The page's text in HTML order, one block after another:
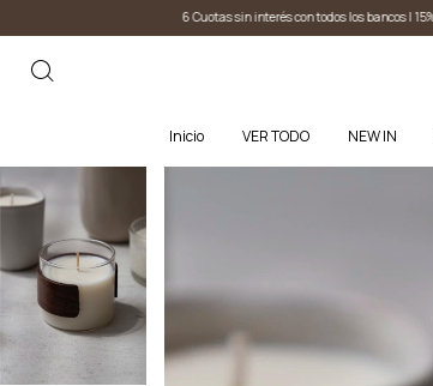
Cuotas sin interés con todos los bancos I 15% descuento por transferencia
Inicio VER TODO NEW IN